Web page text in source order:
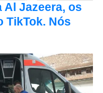
Al Jazeera, os
TikTok. Nós